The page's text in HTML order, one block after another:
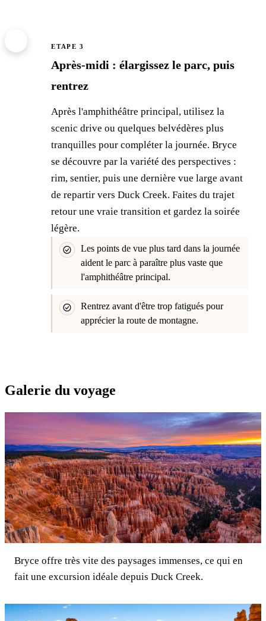
ETAPE 3
Après-midi : élargissez le parc, puis
rentrez
Après l'amphithéâtre principal, utilisez la
scenic drive ou quelques belvédères plus
tranquilles pour compléter la journée. Bryce
se découvre par la variété des perspectives :
rim, sentier, puis une dernière vue large avant
de repartir vers Duck Creek. Faites du trajet
retour une vraie transition et gardez la soirée
légère.
Les points de vue plus tard dans la journée
aident le parc à paraître plus vaste que
l'amphithéâtre principal.
Rentrez avant d'être trop fatigués pour
apprécier la route de montagne.
Galerie du voyage
Bryce offre très vite des paysages immenses, ce qui en
fait une excursion idéale depuis Duck Creek.